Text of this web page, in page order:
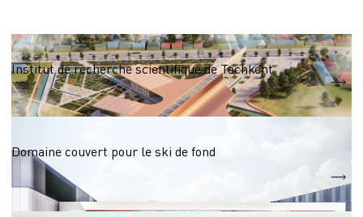
Centre d'exposition
Institut de recherche scientifique de Tachkent
S = 13 590 m2
Domaine couvert pour le ski de fond